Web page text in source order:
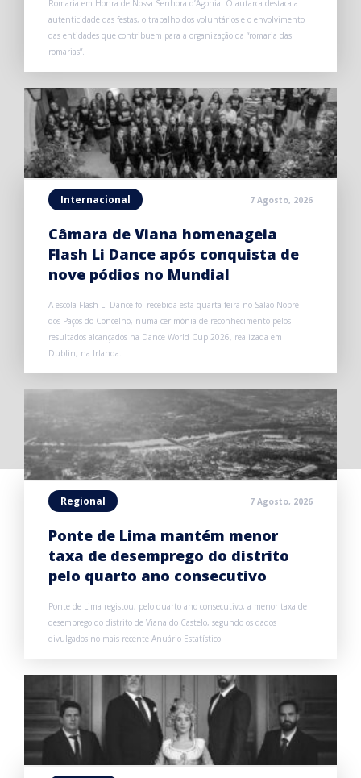
Romaria em Honra de Nossa Senhora d’Agonia. O autarca destaca a
autenticidade das festas, o trabalho dos voluntários e o envolvimento
das entidades que contribuem para a organização da “romaria das
romarias”.
Internacional 7 Agosto, 2026
Câmara de Viana homenageia
Flash Li Dance após conquista de
nove pódios no Mundial
A escola Flash Li Dance foi recebida esta quarta-feira no Salão Nobre
dos Paços do Concelho, numa cerimónia de reconhecimento pelos
resultados alcançados na Dance World Cup 2026, realizada em
Dublin, na Irlanda.
Regional 7 Agosto, 2026
Ponte de Lima mantém menor
taxa de desemprego do distrito
pelo quarto ano consecutivo
Ponte de Lima registou, pelo quarto ano consecutivo, a menor taxa de
desemprego do distrito de Viana do Castelo, segundo os dados
divulgados no mais recente Anuário Estatístico.